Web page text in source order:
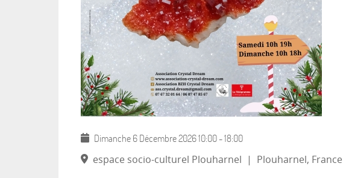
Dimanche 6 Décembre 202610:00 -18:00
espace socio-culturel Plouharnel | Plouharnel, France